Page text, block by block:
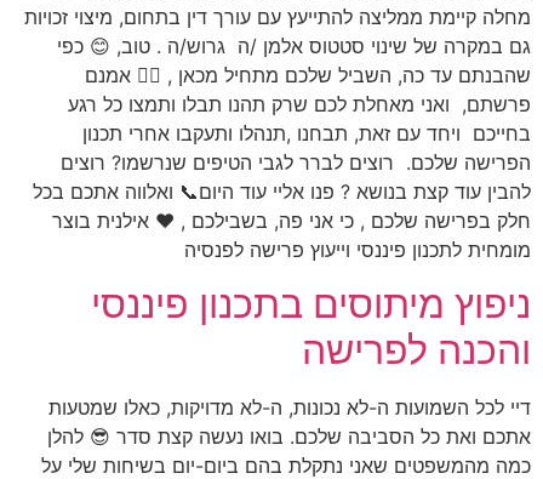
מחלה קיימת ממליצה להתייעץ עם עורך דין בתחום, מיצוי זכויות
גם במקרה של שינוי סטטוס אלמן /ה גרוש/ה . טוב, 😊 כפי
שהבנתם עד כה, השביל שלכם מתחיל מכאן , 🚵‍♀️ אמנם
פרשתם, ואני מאחלת לכם שרק תהנו תבלו ותמצו כל רגע
בחייכם ויחד עם זאת, תבחנו ,תנהלו ותעקבו אחרי תכנון
הפרישה שלכם. רוצים לברר לגבי הטיפים שנרשמו? רוצים
להבין עוד קצת בנושא ? פנו אליי עוד היום📞 ואלווה אתכם בכל
חלק בפרישה שלכם , כי אני פה, בשבילכם , ❤️ אילנית בוצר
מומחית לתכנון פיננסי וייעוץ פרישה לפנסיה
ניפוץ מיתוסים בתכנון פיננסי
והכנה לפרישה
דיי לכל השמועות ה-לא נכונות, ה-לא מדויקות, כאלו שמטעות
אתכם ואת כל הסביבה שלכם. בואו נעשה קצת סדר 😎 להלן
כמה מהמשפטים שאני נתקלת בהם ביום-יום בשיחות שלי על